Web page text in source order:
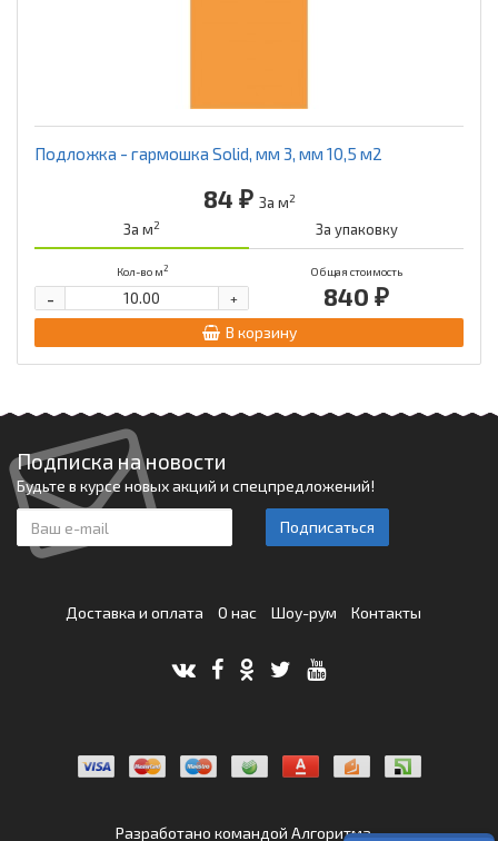
Подложка - гармошка Solid, мм 3, мм 10,5 м2
84 ₽ За м2
За м2 За упаковку
Кол-во м2 Общая стоимость
840 ₽
+
-
В корзину
Подписка на новости
Будьте в курсе новых акций и спецпредложений!
Подписаться
Доставка и оплата О нас Шоу-рум Контакты
Разработано командой Алгоритма